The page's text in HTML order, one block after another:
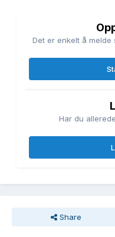
Det er enkelt å
Har du
Share